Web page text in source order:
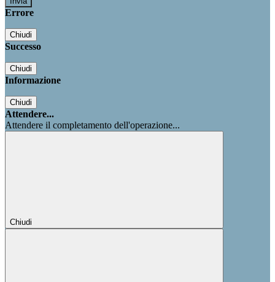
Errore
Chiudi
Successo
Chiudi
Informazione
Chiudi
Attendere...
Attendere il completamento dell'operazione...
Chiudi